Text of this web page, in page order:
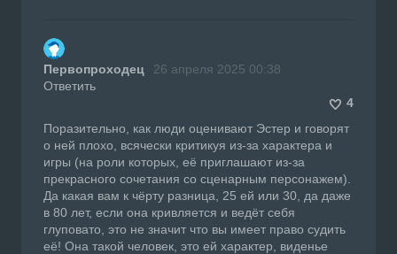
Первопроходец
26 апреля 2025 00:38
Ответить
4
Поразительно, как люди оценивают Эстер и говорят
о ней плохо, всячески критикуя из-за характера и
игры (на роли которых, её приглашают из-за
прекрасного сочетания со сценарным персонажем).
Да какая вам к чёрту разница, 25 ей или 30, да даже
в 80 лет, если она кривляется и ведёт себя
глуповато, это не значит что вы имеет право судить
её! Она такой человек, это ей характер, виденье